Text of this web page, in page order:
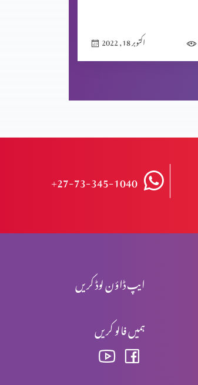
اکتوبر 18, 2022
+27-73-345-1040
ایپ ڈاؤن لوڈ کریں
ہمیں فالو کریں